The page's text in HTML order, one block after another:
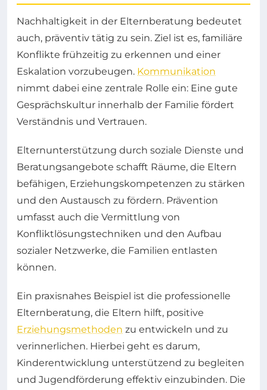
Nachhaltigkeit in der Elternberatung bedeutet
auch, präventiv tätig zu sein. Ziel ist es, familiäre
Konflikte frühzeitig zu erkennen und einer
Eskalation vorzubeugen. Kommunikation
nimmt dabei eine zentrale Rolle ein: Eine gute
Gesprächskultur innerhalb der Familie fördert
Verständnis und Vertrauen.
Elternunterstützung durch soziale Dienste und
Beratungsangebote schafft Räume, die Eltern
befähigen, Erziehungskompetenzen zu stärken
und den Austausch zu fördern. Prävention
umfasst auch die Vermittlung von
Konfliktlösungstechniken und den Aufbau
sozialer Netzwerke, die Familien entlasten
können.
Ein praxisnahes Beispiel ist die professionelle
Elternberatung, die Eltern hilft, positive
Erziehungsmethoden zu entwickeln und zu
verinnerlichen. Hierbei geht es darum,
Kinderentwicklung unterstützend zu begleiten
und Jugendförderung effektiv einzubinden. Die